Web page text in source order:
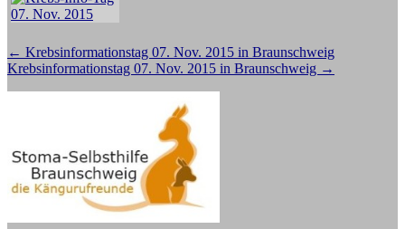
Beitragsnavigation
← Krebsinformationstag 07. Nov. 2015 in Braunschweig
Krebsinformationstag 07. Nov. 2015 in Braunschweig →